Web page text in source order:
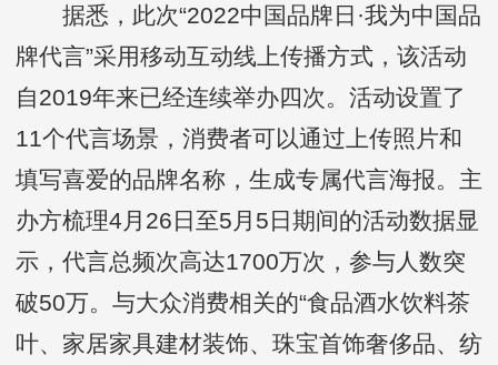
据悉，此次“2022中国品牌日·我为中国品
牌代言”采用移动互动线上传播方式，该活动
自2019年来已经连续举办四次。活动设置了
11个代言场景，消费者可以通过上传照片和
填写喜爱的品牌名称，生成专属代言海报。主
办方梳理4月26日至5月5日期间的活动数据显
示，代言总频次高达1700万次，参与人数突
破50万。与大众消费相关的“食品酒水饮料茶
叶、家居家具建材装饰、珠宝首饰奢侈品、纺